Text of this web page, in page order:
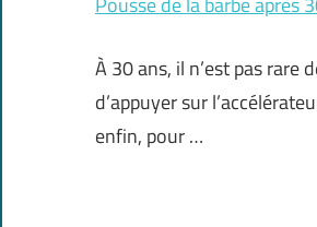
À 30 ans, il n’est pas rare
d’appuyer sur
enfin, pour …